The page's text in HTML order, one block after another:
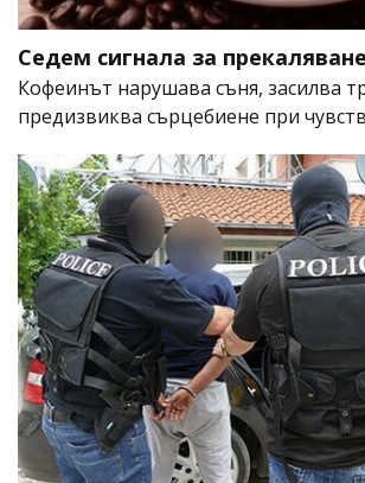
Седем сигнала за
Кофеинът нарушава съня, засилва
предизвиква сърцебиене при